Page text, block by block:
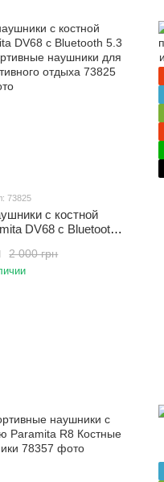
73825
с костной
DV68 с Bluetooth
и активного
2 000 грн